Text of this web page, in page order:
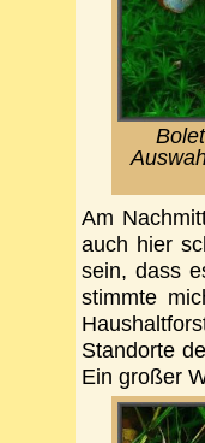
Am
auch hier
sein, dass
stimmte
Standorte
Ein großer